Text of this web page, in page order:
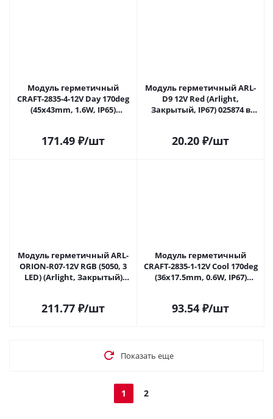
Модуль герметичный
CRAFT-2835-4-12V Day 170deg
(45x43mm, 1.6W, IP65)
171.49 ₽/шт
Модуль герметичный ARL-
D9 12V Red (Arlight,
Закрытый, IP67) 025874 в
20.20 ₽/шт
Модуль герметичный ARL-
ORION-R07-12V RGB (5050, 3
LED) (Arlight, Закрытый)
211.77 ₽/шт
Модуль герметичный
CRAFT-2835-1-12V Cool 170deg
(36x17.5mm, 0.6W, IP67)
93.54 ₽/шт
Показать еще
1 2